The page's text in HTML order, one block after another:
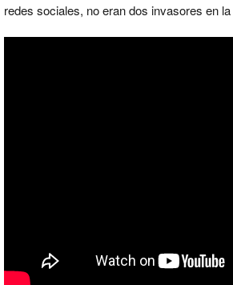
redes sociales, no eran dos invasores en